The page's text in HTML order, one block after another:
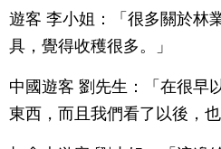
遊客 李小姐：「很多關於林
具，覺得收穫很多。」
中國遊客 劉先生：「在很早
東西，而且我們看了以後，